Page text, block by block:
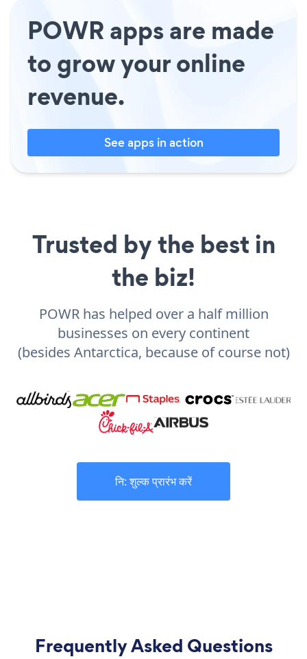
POWR apps are made
to grow your online
revenue.
See apps in action
Trusted by the best in
the biz!
POWR has helped over a half million
businesses on every continent
(besides Antarctica, because of course not)
नि: शुल्क प्रारंभ करें
Frequently Asked Questions